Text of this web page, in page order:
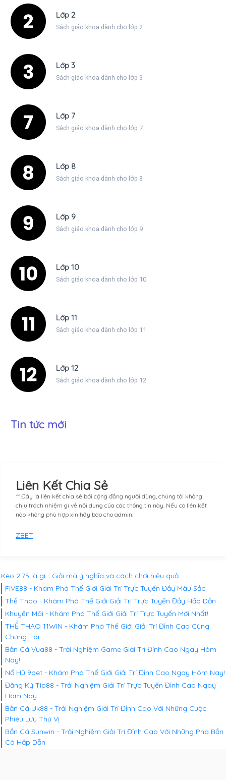
Lớp 2
Sách giáo khoa dành cho lớp 2
Lớp 3
Sách giáo khoa dành cho lớp 3
Lớp 7
Sách giáo khoa dành cho lớp 7
Lớp 8
Sách giáo khoa dành cho lớp 8
Lớp 9
Sách giáo khoa dành cho lớp 9
Lớp 10
Sách giáo khoa dành cho lớp 10
Lớp 11
Sách giáo khoa dành cho lớp 11
Lớp 12
Sách giáo khoa dành cho lớp 12
Tin tức mới
Liên Kết Chia Sẻ
** Đây là liên kết chia sẻ bới cộng đồng người dùng, chúng tôi không
chịu trách nhiệm gì về nội dung của các thông tin này. Nếu có liên kết
nào không phù hợp xin hãy báo cho admin.
ZBET
Kèo 2.75 là gì - Giải mã ý nghĩa và cách chơi hiệu quả
FIVE88 - Khám Phá Thế Giới Giải Trí Trực Tuyến Đầy Màu Sắc
Thể Thao - Khám Phá Thế Giới Giải Trí Trực Tuyến Đầy Hấp Dẫn
Khuyến Mãi - Khám Phá Thế Giới Giải Trí Trực Tuyến Mới Nhất!
THỂ THAO 11WIN - Khám Phá Thế Giới Giải Trí Đỉnh Cao Cùng
Chúng Tôi
Bắn Cá Vua88 - Trải Nghiệm Game Giải Trí Đỉnh Cao Ngay Hôm
Nay!
Nổ Hũ 9bet - Khám Phá Thế Giới Giải Trí Đỉnh Cao Ngay Hôm Nay!
Đăng Ký Tip88 - Trải Nghiệm Giải Trí Trực Tuyến Đỉnh Cao Ngay
Hôm Nay
Bắn Cá Uk88 - Trải Nghiệm Giải Trí Đỉnh Cao Với Những Cuộc
Phiêu Lưu Thú Vị
Bắn Cá Sunwin - Trải Nghiệm Giải Trí Đỉnh Cao Với Những Pha Bắn
Cá Hấp Dẫn